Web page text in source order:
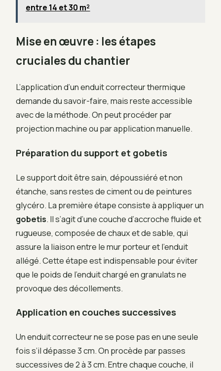
entre 14 et 30 m²
Mise en œuvre : les étapes
cruciales du chantier
L’application d’un enduit correcteur thermique
demande du savoir-faire, mais reste accessible
avec de la méthode. On peut procéder par
projection machine ou par application manuelle.
Préparation du support et gobetis
Le support doit être sain, dépoussiéré et non
étanche, sans restes de ciment ou de peintures
glycéro. La première étape consiste à appliquer un
gobetis. Il s’agit d’une couche d’accroche fluide et
rugueuse, composée de chaux et de sable, qui
assure la liaison entre le mur porteur et l’enduit
allégé. Cette étape est indispensable pour éviter
que le poids de l’enduit chargé en granulats ne
provoque des décollements.
Application en couches successives
Un enduit correcteur ne se pose pas en une seule
fois s’il dépasse 3 cm. On procède par passes
successives de 2 à 3 cm. Entre chaque couche, il